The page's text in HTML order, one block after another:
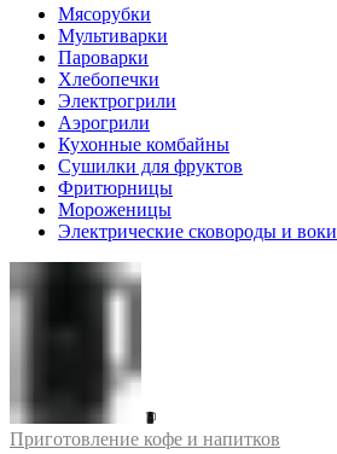
Мясорубки
Мультиварки
Пароварки
Хлебопечки
Электрогрили
Аэрогрили
Кухонные комбайны
Сушилки для фруктов
Фритюрницы
Мороженицы
Электрические сковороды и воки
Приготовление кофе и напитков